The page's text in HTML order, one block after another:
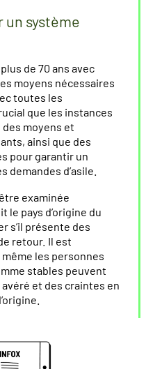
un système
de 70 ans avec
moyens nécessaires
toutes les
que les instances
des moyens et
ainsi que des
pour garantir un
d’asile.
examinée
le pays d’origine du
s’il présente des
retour. Il est
les personnes
stables peuvent
et des craintes en